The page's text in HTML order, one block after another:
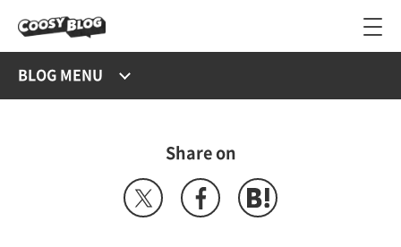
BLOG MENU
Share on